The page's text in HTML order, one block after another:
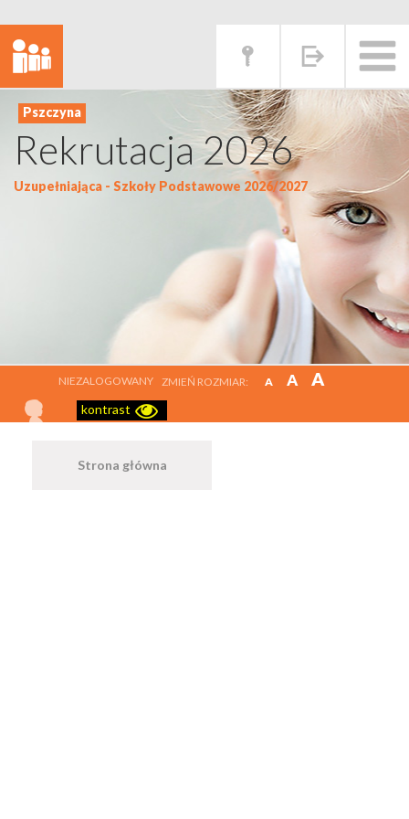
Rekrutacja 2026
Uzupełniająca - Szkoły Podstawowe 2026/2027
NIEZALOGOWANY ZMIEŃ ROZMIAR: A A A
kontrast
Strona główna